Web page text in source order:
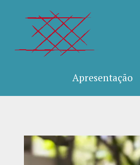
Apresentação